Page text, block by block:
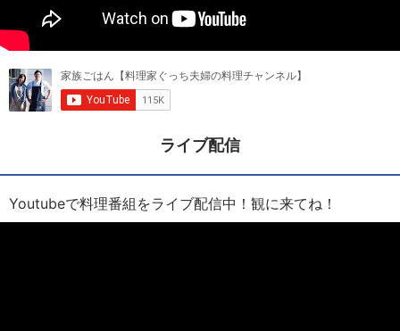
ライブ配信
Youtubeで料理番組をライブ配信中！観に来てね！